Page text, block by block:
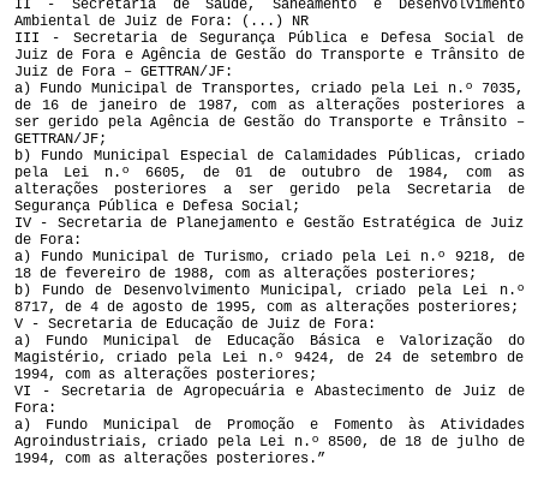
II - Secretaria de Saúde, Saneamento e Desenvolvimento
Ambiental de Juiz de Fora: (...) NR
III - Secretaria de Segurança Pública e Defesa Social de
Juiz de Fora e Agência de Gestão do Transporte e Trânsito de
Juiz de Fora – GETTRAN/JF:
a) Fundo Municipal de Transportes, criado pela Lei n.º 7035,
de 16 de janeiro de 1987, com as alterações posteriores a
ser gerido pela Agência de Gestão do Transporte e Trânsito –
GETTRAN/JF;
b) Fundo Municipal Especial de Calamidades Públicas, criado
pela Lei n.º 6605, de 01 de outubro de 1984, com as
alterações posteriores a ser gerido pela Secretaria de
Segurança Pública e Defesa Social;
IV - Secretaria de Planejamento e Gestão Estratégica de Juiz
de Fora:
a) Fundo Municipal de Turismo, criado pela Lei n.º 9218, de
18 de fevereiro de 1988, com as alterações posteriores;
b) Fundo de Desenvolvimento Municipal, criado pela Lei n.º
8717, de 4 de agosto de 1995, com as alterações posteriores;
V - Secretaria de Educação de Juiz de Fora:
a) Fundo Municipal de Educação Básica e Valorização do
Magistério, criado pela Lei n.º 9424, de 24 de setembro de
1994, com as alterações posteriores;
VI - Secretaria de Agropecuária e Abastecimento de Juiz de
Fora:
a) Fundo Municipal de Promoção e Fomento às Atividades
Agroindustriais, criado pela Lei n.º 8500, de 18 de julho de
1994, com as alterações posteriores.”